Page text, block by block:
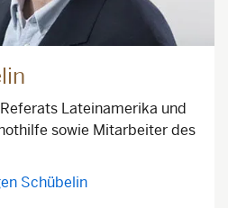
Lateinamerika und
sowie Mitarbeiter des
Schübelin